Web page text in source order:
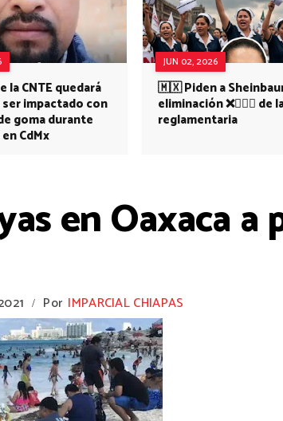
la CNTE quedará
impactado con
goma durante
CdMx
JUN 02, 2026
🇲🇽 Piden a
eliminación ❌👩🏻‍⚕️ de
reglamentaria
en Oaxaca
/ Por IMPARCIAL CHIAPAS